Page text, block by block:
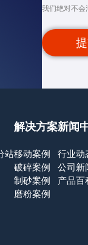
我们绝对不会
站
解决方案
移动案例
破碎案例
制砂案例
磨粉案例
新闻
行业动
公司新
产品百